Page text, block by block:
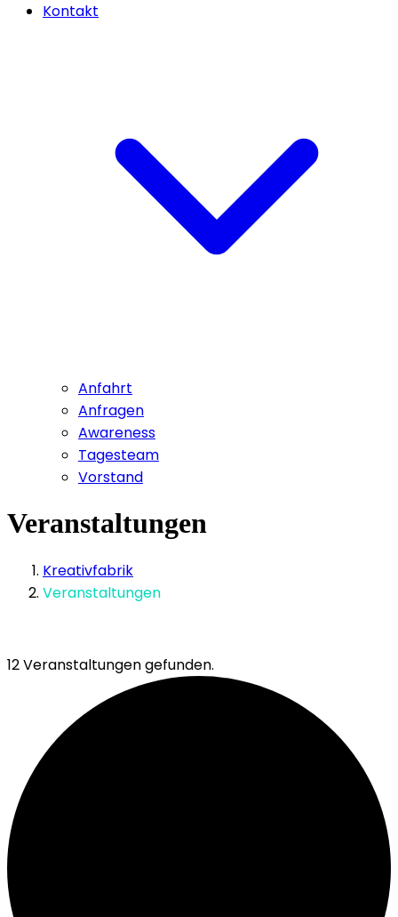
Kontakt
Anfahrt
Anfragen
Awareness
Tagesteam
Vorstand
Veranstaltungen
Kreativfabrik
Veranstaltungen
12 Veranstaltungen gefunden.